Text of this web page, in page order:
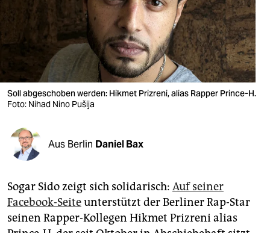
wahrheit
verlag
verlag
veranstaltungen
shop
fragen & hilfe
unterstützen
abo
genossenschaft
Soll abgeschoben werden: Hikmet Prizreni, alias Rapper Prince-H.
Foto: Nihad Nino Pušija
Aus Berlin Daniel Bax
Sogar Sido zeigt sich solidarisch: Auf seiner
Facebook-Seiteunterstützt der Berliner Rap-Star
seinen Rapper-Kollegen Hikmet Prizreni alias